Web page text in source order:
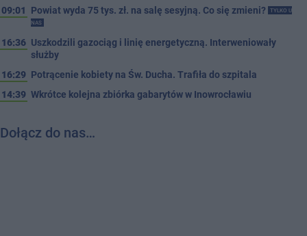
09:01 Powiat wyda 75 tys. zł. na salę sesyjną. Co się zmieni?
TYLKO U
NAS
16:36 Uszkodzili gazociąg i linię energetyczną. Interweniowały
służby
16:29 Potrącenie kobiety na Św. Ducha. Trafiła do szpitala
14:39 Wkrótce kolejna zbiórka gabarytów w Inowrocławiu
Dołącz do nas…